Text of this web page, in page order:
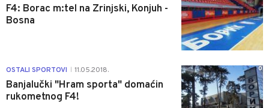
F4: Borac m:tel na Zrinjski, Konjuh -
Bosna
OSTALI SPORTOVI 11.05.2018.
Banjalučki "Hram sporta" domaćin
rukometnog F4!
0